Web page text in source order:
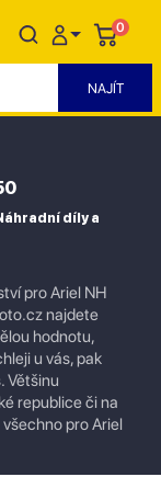
0
díly a
pro Ariel NH
najdete
hodnotu,
u vás, pak
Většinu
republice či na
pro Ariel